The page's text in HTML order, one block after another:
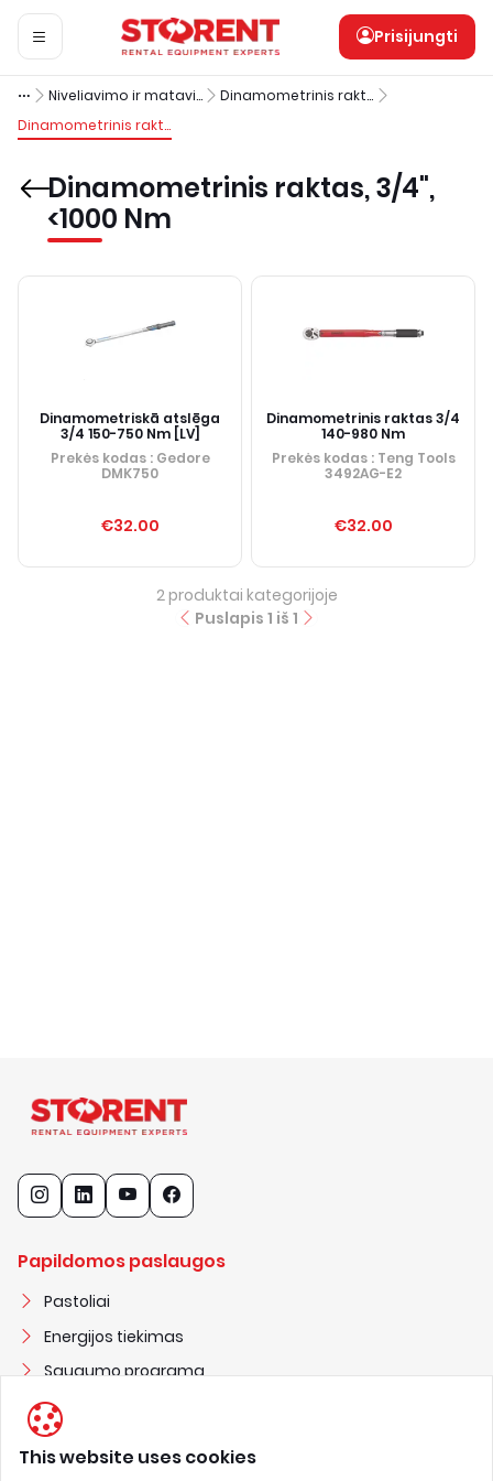
Prisijungti
Niveliavimo ir matavimo įranga
Dinamometrinis raktas
Dinamometrinis raktas, 3/4", <1000 Nm
Dinamometrinis raktas, 3/4",
<1000 Nm
Dinamometriskā atslēga
3/4 150-750 Nm [LV]
Prekės kodas: Gedore
DMK750
€32.00
Dinamometrinis raktas 3/4
140-980 Nm
Prekės kodas: Teng Tools
3492AG-E2
€32.00
2 produktai kategorijoje
Puslapis 1 iš 1
Papildomos paslaugos
Pastoliai
Energijos tiekimas
Saugumo programa
Statybiniai nameliai
This website uses cookies